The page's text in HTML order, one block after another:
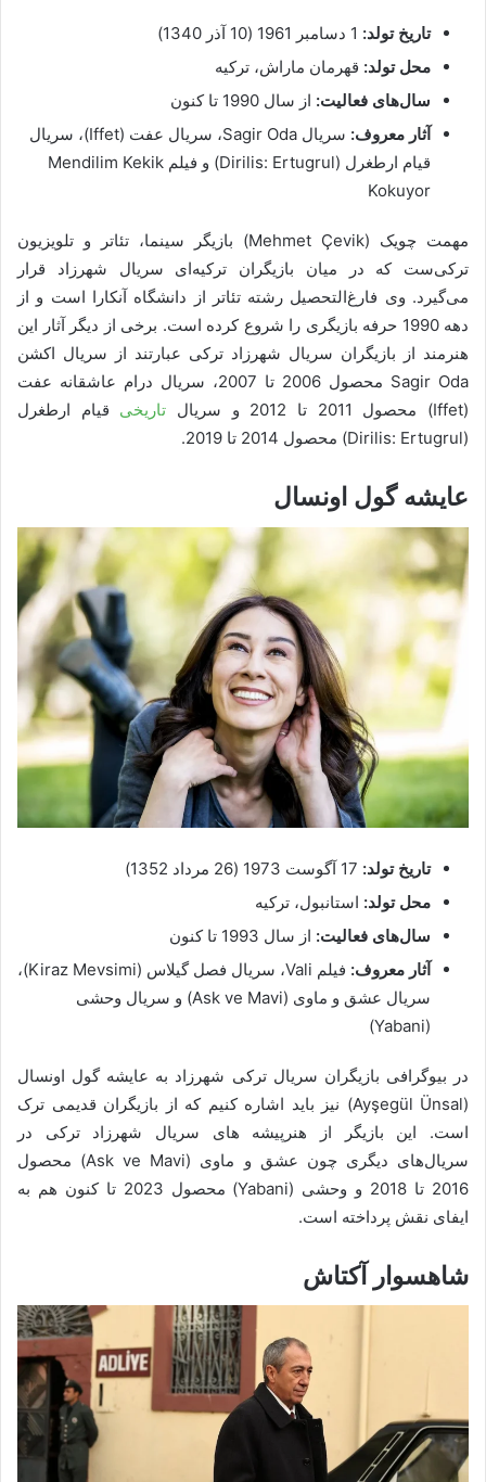
تاریخ تولد:
محل تولد: قهرمان ماراش، ترکیه
سال‌های فعالیت: از سال 1990 تا کنون
آثار معروف:
سریال Sagir Oda، سریال عفت (Iffet)، سریال
قیام ارطغرل (Dirilis: Ertugrul) و فیلم Mendilim Kekik
Kokuyor
مهمت چویک (Mehmet Çevik) بازیگر سینما، تئاتر و تلویزیون
ترکی‌ست که در میان بازیگران ترکیه‌ای سریال شهرزاد قرار
می‌گیرد. وی فارغ‌التحصیل رشته تئاتر از دانشگاه آنکارا است و از
دهه 1990 حرفه بازیگری را شروع کرده است. برخی از دیگر آثار این
هنرمند از بازیگران سریال شهرزاد ترکی عبارتند از سریال اکشن
Sagir Oda محصول 2006 تا 2007، سریال درام عاشقانه عفت
(Iffet) محصول 2011 تا 2012 و سریال
تاریخی قیام ارطغرل
(Dirilis: Ertugrul) محصول 2014 تا 2019.
عایشه گول اونسال
تاریخ تولد:
محل تولد: استانبول، ترکیه
سال‌های فعالیت: از سال 1993 تا کنون
آثار معروف:
فیلم Vali، سریال فصل گیلاس (Kiraz Mevsimi)،
سریال عشق و ماوی (Ask ve Mavi) و سریال وحشی
(Yabani)
در بیوگرافی بازیگران سریال ترکی شهرزاد به عایشه گول اونسال
(Ayşegül Ünsal) نیز باید اشاره کنیم که از بازیگران قدیمی ترک
است. این بازیگر از هنرپیشه های سریال شهرزاد ترکی در
سریال‌های دیگری چون عشق و ماوی (Ask ve Mavi) محصول
2016 تا 2018 و وحشی (Yabani) محصول 2023 تا کنون هم به
ایفای نقش پرداخته است.
شاهسوار آکتاش